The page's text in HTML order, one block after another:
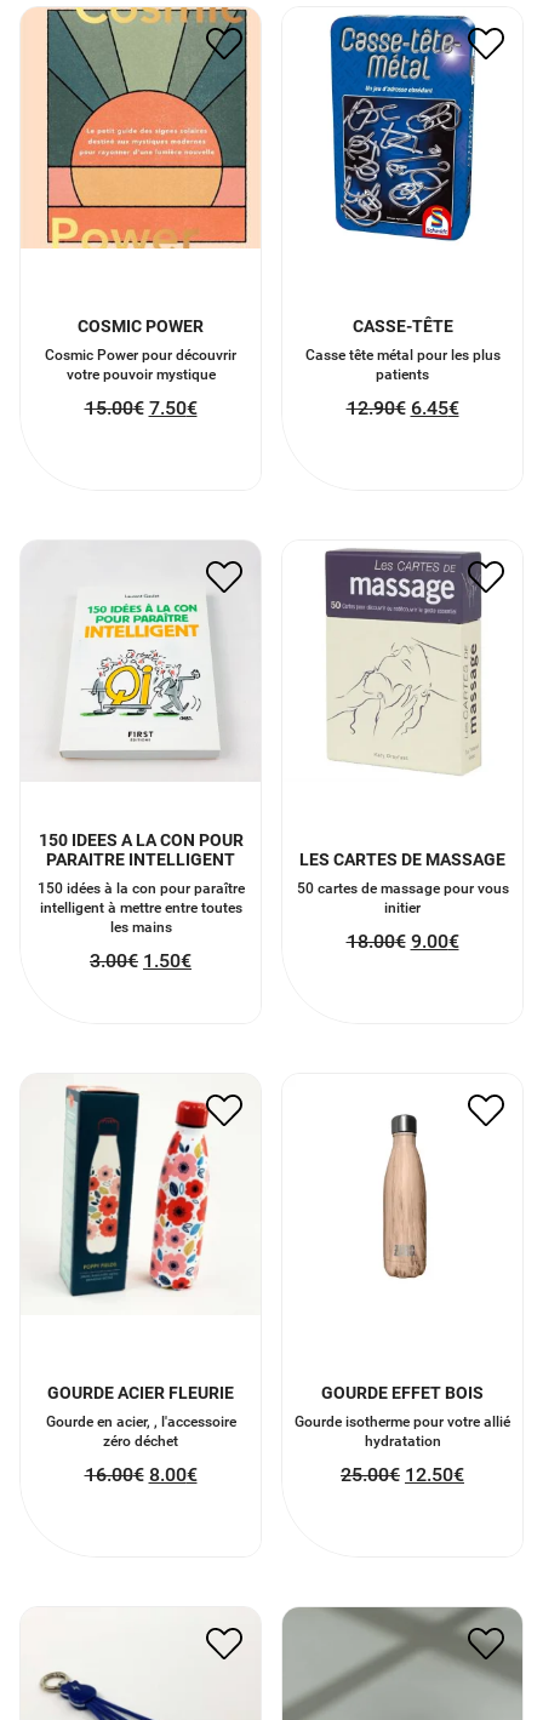
15.00€ 7.50€
COSMIC POWER
Cosmic Power pour découvrir
votre pouvoir mystique
15.00€ 7.50€
12.90€ 6.45€
CASSE-TÊTE
Casse tête métal pour les plus
patients
12.90€ 6.45€
150 IDEES A LA CON POUR
PARAITRE INTELLIGENT
150 idées à la con pour paraître
intelligent à mettre entre toutes
les mains
3.00€ 1.50€
18.00€ 9.00€
LES CARTES DE MASSAGE
50 cartes de massage pour vous
initier
18.00€ 9.00€
16.00
GOURDE ACIER FLEURIE
Gourde en acier, , l'accessoire
zéro déchet
16.00€ 8.00€
GOURDE EFFET BOIS
Gourde isotherme pour votre allié
hydratation
25.00€ 12.50€
16.00 € 8.00€